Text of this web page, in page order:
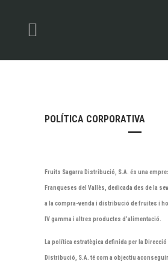
POLÍTICA CORPORATIVA
Fruits Sagarra Distribució, S.A. és una
Franqueses del Vallès, dedicada des de la
a la compra-venda i distribució de fruites i
IV gamma i altres productes d’alimentació.
La política estratègica definida per la Direcció
Distribució, S.A. té com a objectiu